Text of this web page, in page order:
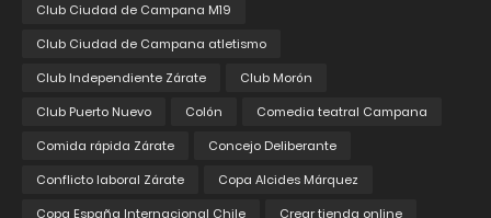
Club Ciudad de Campana M19
Club Ciudad de Campana atletismo
Club Independiente Zárate
Club Morón
Club Puerto Nuevo
Colón
Comedia teatral Campana
Comida rápida Zárate
Concejo Deliberante
Conflicto laboral Zárate
Copa Alcides Márquez
Copa España Internacional Chile
Crear tienda online